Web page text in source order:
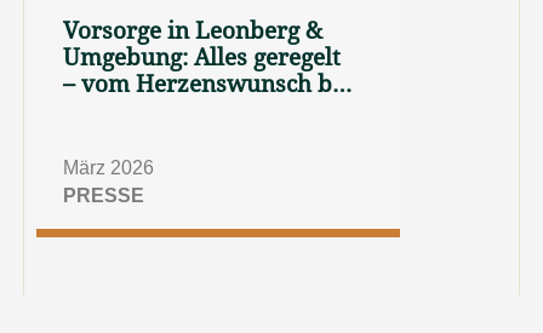
Vorsorge in Leonberg &
Umgebung: Alles geregelt
– vom Herzenswunsch bis
März 2026
PRESSE